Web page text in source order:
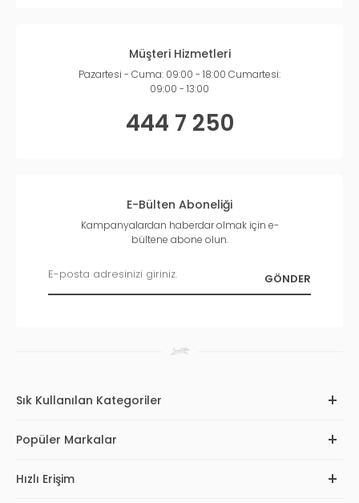
Müşteri Hizmetleri
Pazartesi - Cuma: 09:00 - 18:00 Cumartesi:
09:00 - 13:00
444 7 250
E-Bülten Aboneliği
Kampanyalardan haberdar olmak için e-
bültene abone olun.
Sık Kullanılan Kategoriler
Popüler Markalar
Hızlı Erişim